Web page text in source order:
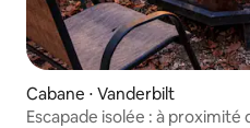
Cabane ⋅ Vanderbilt
Escapade isolée : à